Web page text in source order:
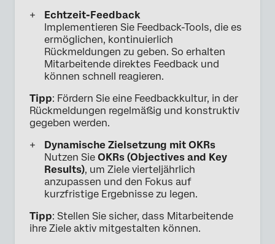
Echtzeit-Feedback
Implementieren Sie Feedback-Tools, die es
ermöglichen, kontinuierlich
Rückmeldungen zu geben. So erhalten
Mitarbeitende direktes Feedback und
können schnell reagieren.
Tipp: Fördern Sie eine Feedbackkultur, in der
Rückmeldungen regelmäßig und konstruktiv
gegeben werden.
Dynamische Zielsetzung mit OKRs
Nutzen Sie OKRs (Objectives and Key
Results), um Ziele vierteljährlich
anzupassen und den Fokus auf
kurzfristige Ergebnisse zu legen.
Tipp: Stellen Sie sicher, dass Mitarbeitende
ihre Ziele aktiv mitgestalten können.